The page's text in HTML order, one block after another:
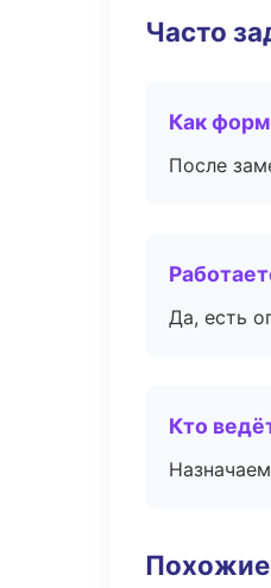
Часто
Как
После
Да, есть
Кто
Похожие